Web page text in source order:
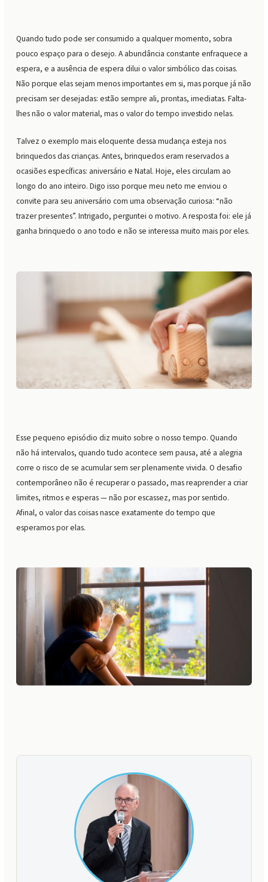
Quando tudo pode ser consumido a qualquer momento, sobra
pouco espaço para o desejo. A abundância constante enfraquece a
espera, e a ausência de espera dilui o valor simbólico das coisas.
Não porque elas sejam menos importantes em si, mas porque já não
precisam ser desejadas: estão sempre ali, prontas, imediatas. Falta-
lhes não o valor material, mas o valor do tempo investido nelas.
Talvez o exemplo mais eloquente dessa mudança esteja nos
brinquedos das crianças. Antes, brinquedos eram reservados a
ocasiões específicas: aniversário e Natal. Hoje, eles circulam ao
longo do ano inteiro. Digo isso porque meu neto me enviou o
convite para seu aniversário com uma observação curiosa: “não
trazer presentes”. Intrigado, perguntei o motivo. A resposta foi: ele já
ganha brinquedo o ano todo e não se interessa muito mais por eles.
Esse pequeno episódio diz muito sobre o nosso tempo. Quando
não há intervalos, quando tudo acontece sem pausa, até a alegria
corre o risco de se acumular sem ser plenamente vivida. O desafio
contemporâneo não é recuperar o passado, mas reaprender a criar
limites, ritmos e esperas — não por escassez, mas por sentido.
Afinal, o valor das coisas nasce exatamente do tempo que
esperamos por elas.